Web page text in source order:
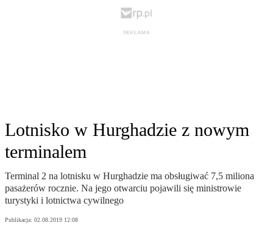
Lotnisko w Hurghadzie z nowym
terminalem
Terminal 2 na lotnisku w Hurghadzie ma obsługiwać 7,5 miliona
pasażerów rocznie. Na jego otwarciu pojawili się ministrowie
turystyki i lotnictwa cywilnego
Publikacja: 02.08.2019 12:08